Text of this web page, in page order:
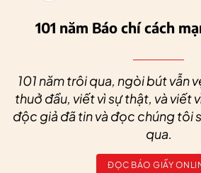
101 năm Báo chí cách
101 năm trôi qua, ngòi bút vẫn
thuở đầu, viết vì sự thật, và viết
độc giả đã tin và đọc chúng tôi
qua.
ĐỌC BÁO GIẤY